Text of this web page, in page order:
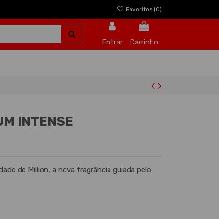
Favoritos (0)
Entrar Carrinho
INTENSE
de Million, a nova fragrância guiada pelo